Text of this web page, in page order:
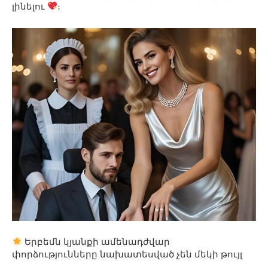
լինելու
։
Երբեմն կյանքի ամենադժվար
փորձությունները նախատեսված չեն մեկի թույլ